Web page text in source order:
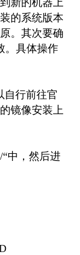
的系统版本
。其次要确
。具体操作
自行前往官
镜像安装上
中，然后进